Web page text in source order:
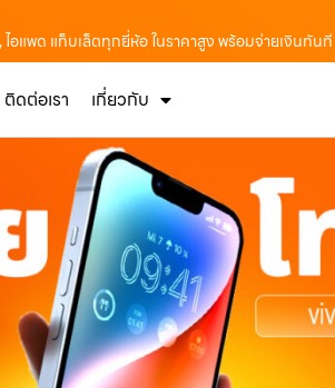
อแพด แท็บเล็ตทุกยี่ห้อ ในราคาสูง พร้อมจ่ายเงินทันที
ติดต่อเรา เกี่ยวกับ